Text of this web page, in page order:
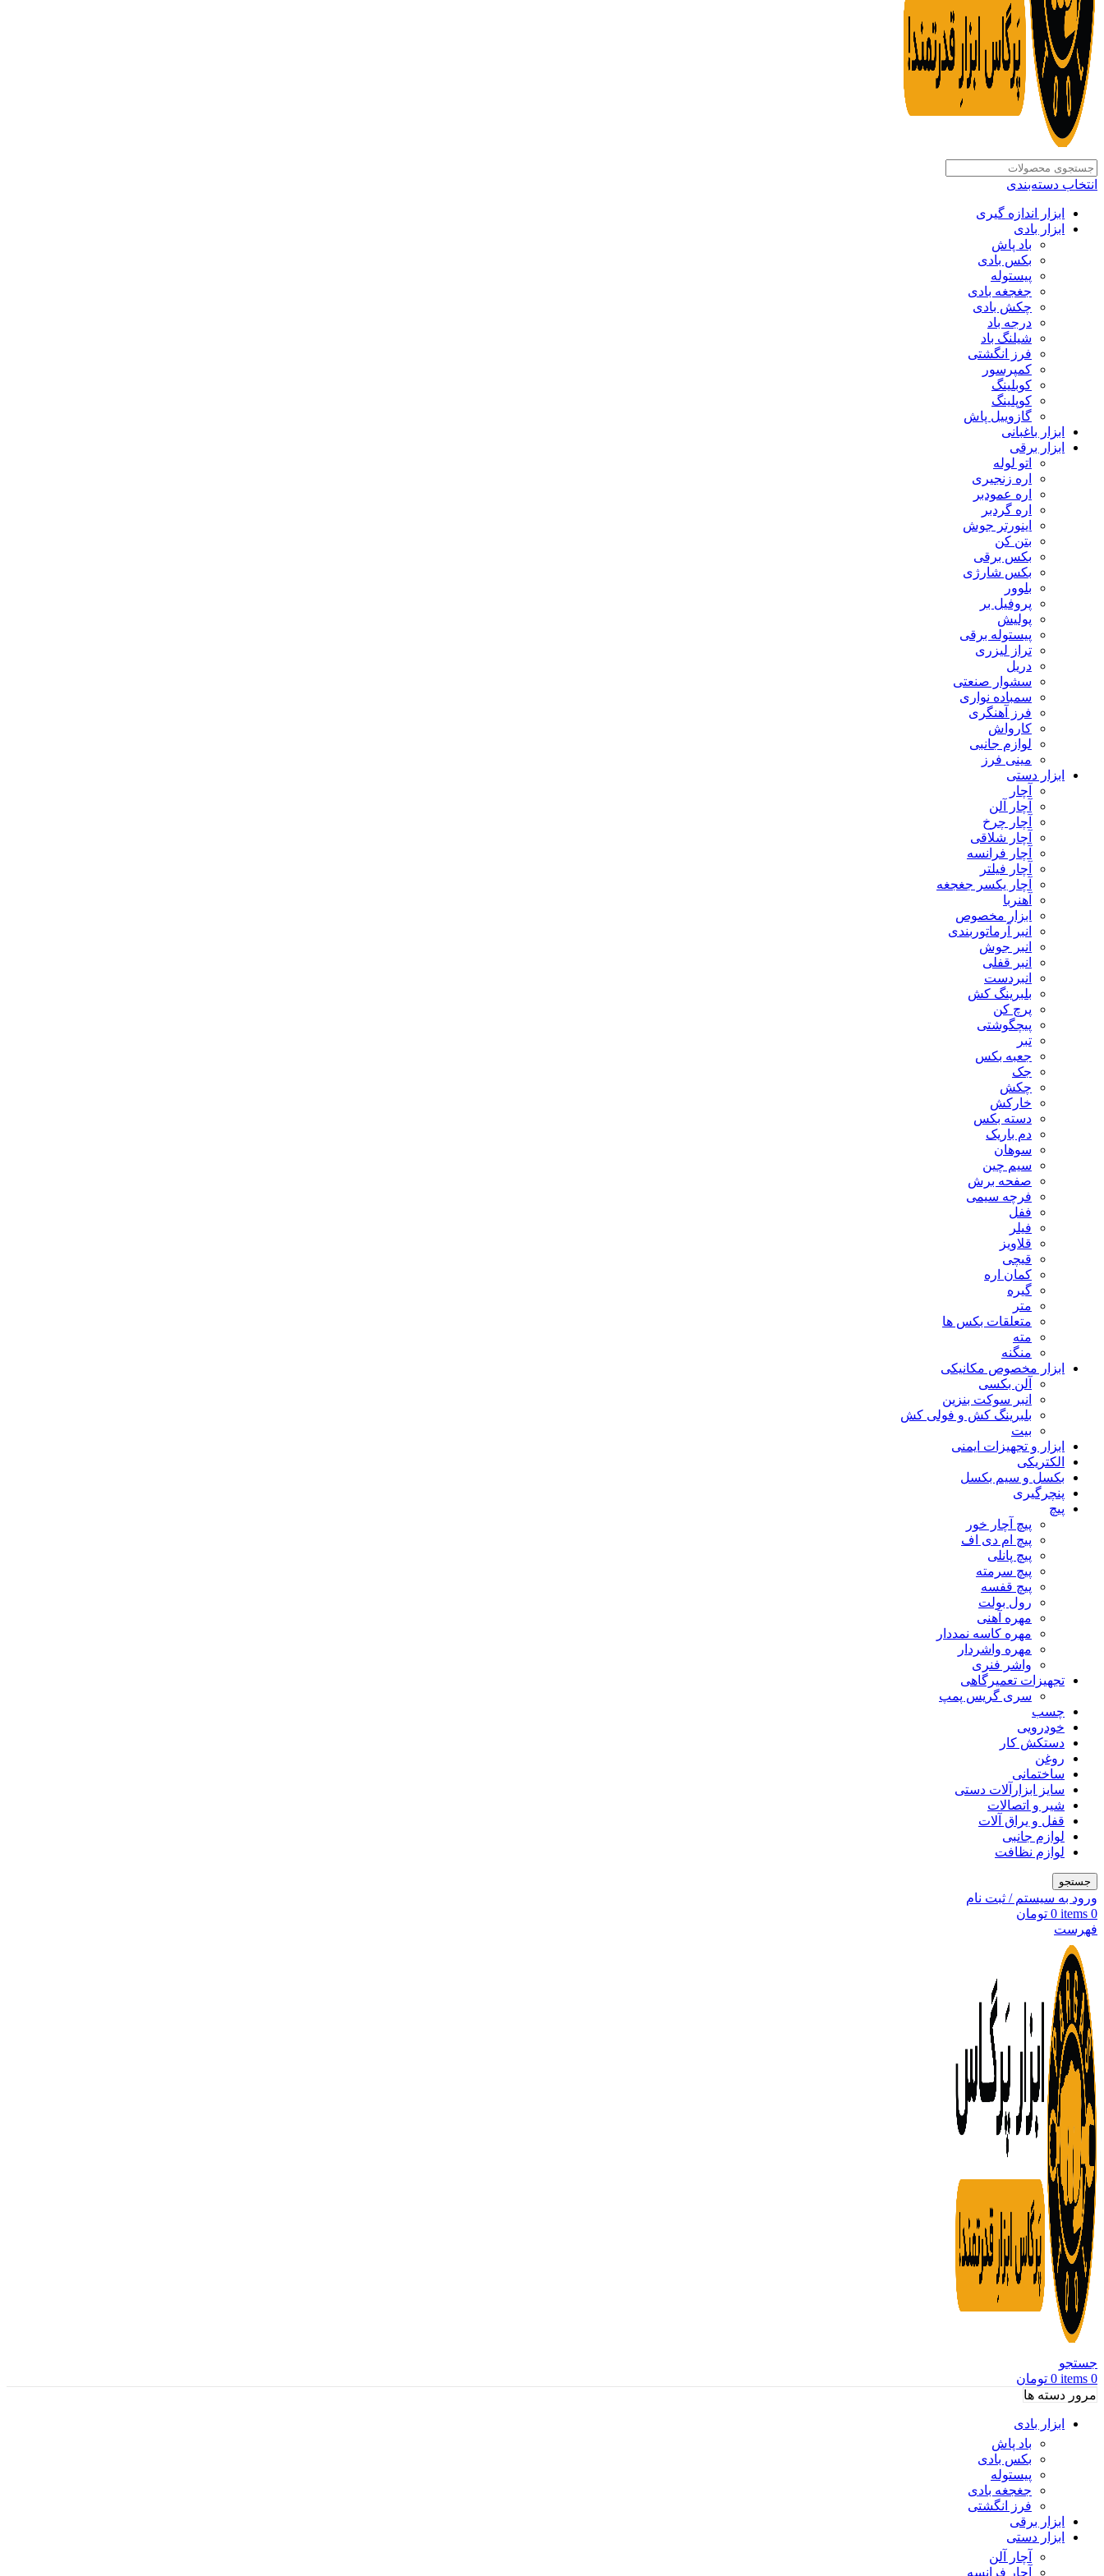
انتخاب دسته‌بندی
ابزار اندازه گیری
ابزار بادی
باد پاش
بکس بادی
پیستوله
جغجغه بادی
چکش بادی
درجه باد
شیلنگ باد
فرز انگشتی
کمپرسور
کوبلینگ
کوپلینگ
گازوییل پاش
ابزار باغبانی
ابزار برقی
اتو لوله
اره زنجیری
اره عمودبر
اره گردبر
اینورتر جوش
بتن کن
بکس برقی
بکس شارژی
بلوور
پروفیل بر
پولیش
پیستوله برقی
تراز لیزری
دریل
سشوار صنعتی
سمباده نواری
فرز آهنگری
کارواش
لوازم جانبی
مینی فرز
ابزار دستی
آچار
آچار آلن
آچار چرخ
آچار شلاقی
آچار فرانسه
آچار فیلتر
آچار یکسر جغجغه
آهنربا
ابزار مخصوص
انبر آرماتوربندی
انبر جوش
انبر قفلی
انبردست
بلبرینگ کش
پرچ کن
پیچگوشتی
تبر
جعبه بکس
جک
چکش
خارکش
دسته بکس
دم باریک
سوهان
سیم چین
صفحه برش
فرچه سیمی
ففل
فیلر
قلاویز
قیچی
کمان اره
گیره
متر
متعلقات بکس ها
مته
منگنه
ابزار مخصوص مکانیکی
آلن بکسی
انبر سوکت بنزین
بلبرینگ کش و فولی کش
بیت
ابزار و تجهیزات ایمنی
الکتریکی
بکسل و سیم بکسل
پنچرگیری
پیچ
پیچ آچار خور
پیچ ام دی اف
پیچ پانلی
پیچ سرمته
پیچ قفسه
رول بولت
مهره آهنی
مهره کاسه نمددار
مهره واشردار
واشر فنری
تجهیزات تعمیرگاهی
سری گریس پمپ
چسب
خودرویی
دستکش کار
روغن
ساختمانی
سایز ابزارآلات دستی
شیر و اتصالات
قفل و یراق آلات
لوازم جانبی
لوازم نظافت
جستجو
ورود به سیستم / ثبت نام
0
items
0 تومان
فهرست
جستجو
0
items
0 تومان
مرور دسته ها
ابزار بادی
باد پاش
بکس بادی
پیستوله
جغجغه بادی
فرز انگشتی
ابزار برقی
ابزار دستی
آچار آلن
آچار فرانسه